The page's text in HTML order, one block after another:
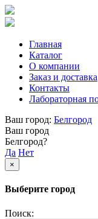
Главная
Каталог
О компании
Заказ и доставка
Контакты
Лабораторная
Ваш город: Белгород
Ваш город
Белгород?
Да Нет
×
Выберите город
Поиск: